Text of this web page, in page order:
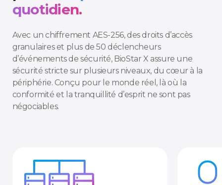
quotidien.
Avec un chiffrement AES-256, des droits d’accès
granulaires et plus de 50 déclencheurs
d’événements de sécurité, BioStar X assure une
sécurité stricte sur plusieurs niveaux, du cœur à la
périphérie. Conçu pour le monde réel, là où la
conformité et la tranquillité d’esprit ne sont pas
négociables.